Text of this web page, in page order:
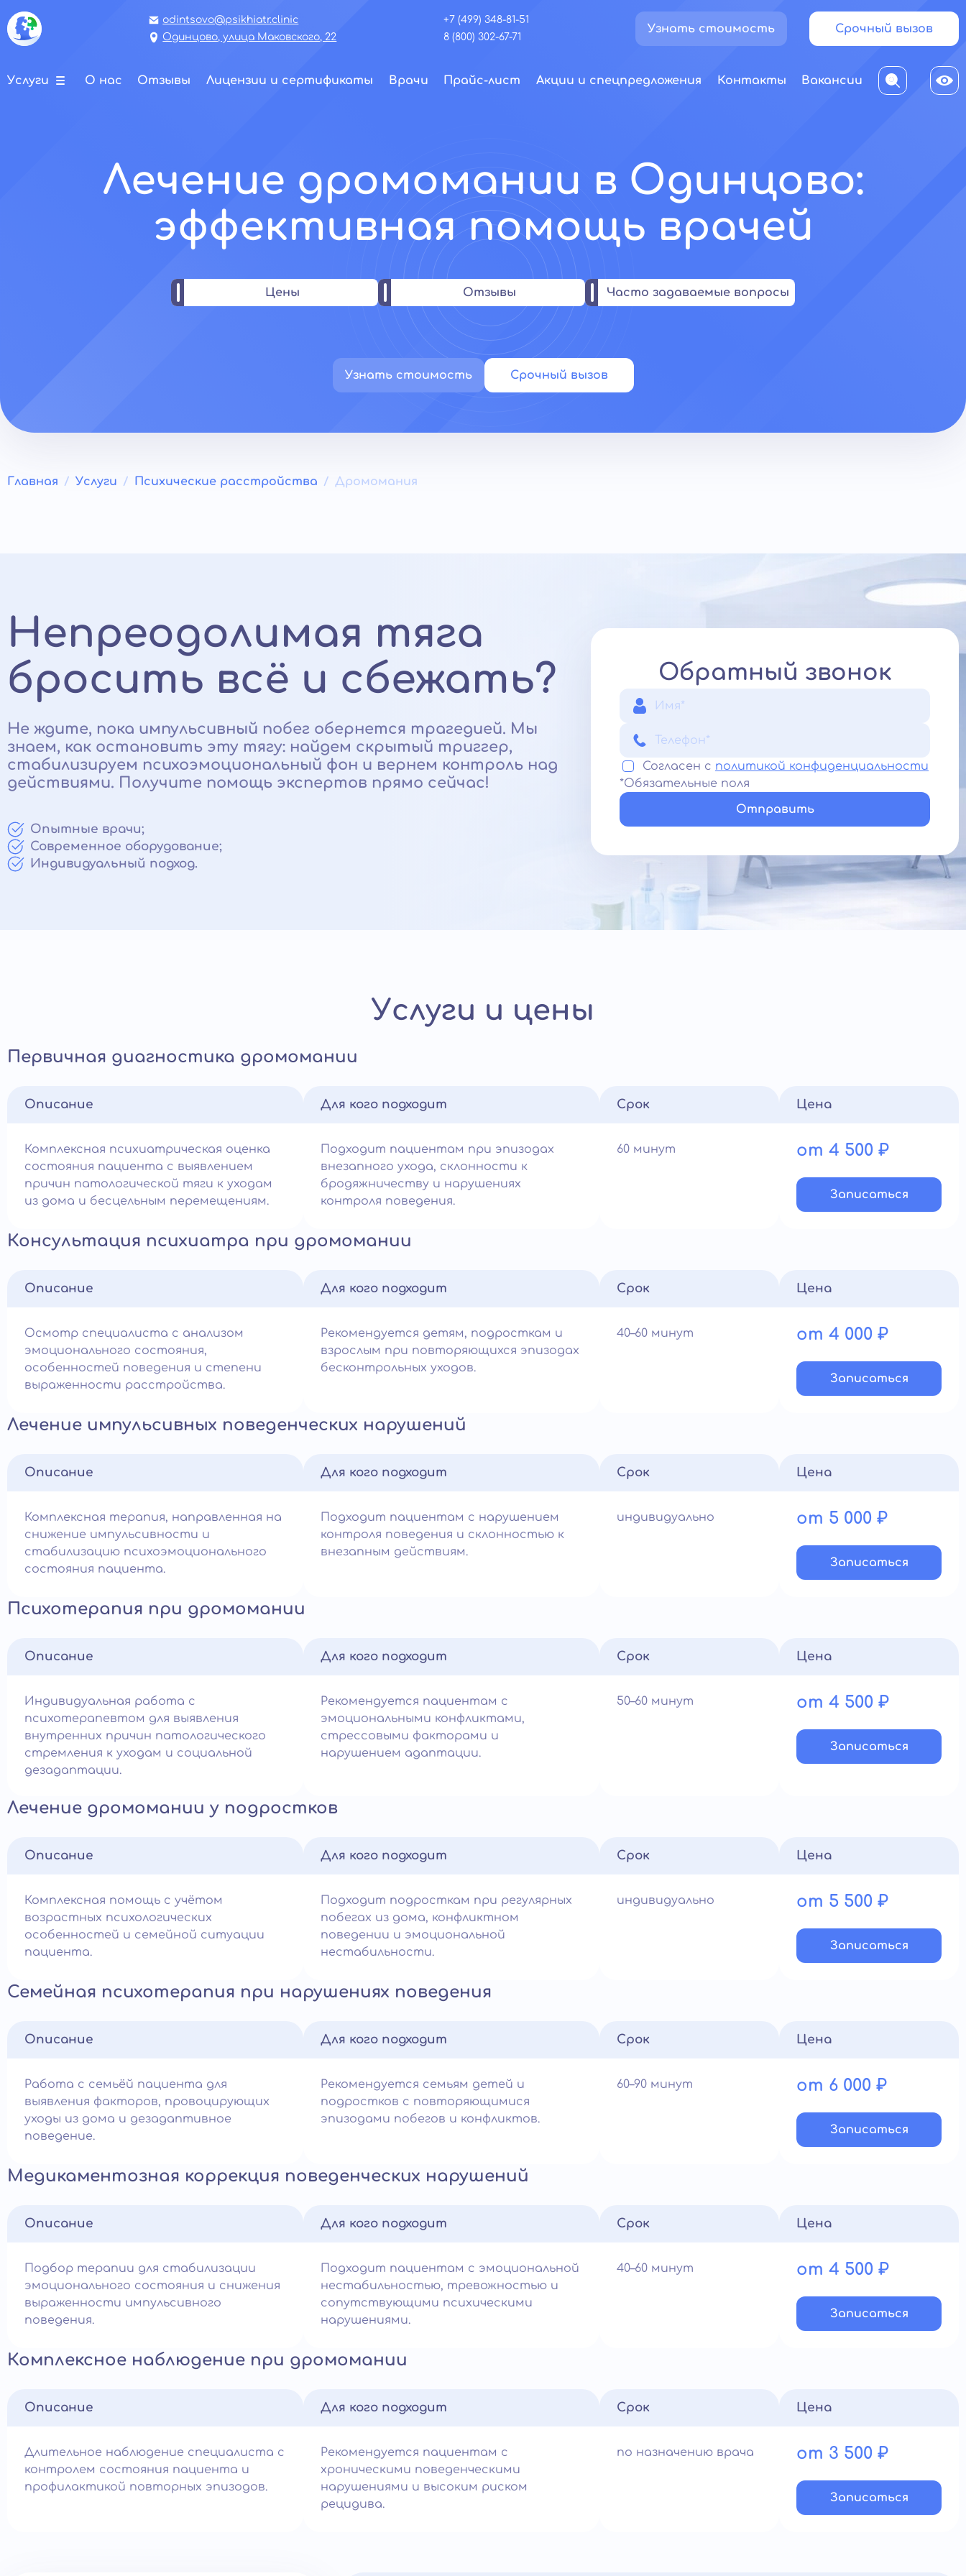
odintsovo@psikhiatr.clinic
Одинцово, улица Маковского, 22
+7 (499) 348-81-51
8 (800) 302-67-71
Узнать стоимость Срочный вызов
Услуги О нас Отзывы Лицензии и сертификаты Врачи Прайс-лист Акции и спецпредложения Контакты Вакансии
Лечение дромомании в Одинцово:
эффективная помощь врачей
Цены Отзывы Часто задаваемые вопросы
Узнать стоимость Срочный вызов
Главная Услуги Психические расстройства Дромомания
Непреодолимая тяга
бросить всё и сбежать?
Не ждите, пока импульсивный побег обернется трагедией. Мы
знаем, как остановить эту тягу: найдем скрытый триггер,
стабилизируем психоэмоциональный фон и вернем контроль над
действиями. Получите помощь экспертов прямо сейчас!
Опытные врачи;
Современное оборудование;
Индивидуальный подход.
Обратный звонок
Согласен с политикой конфиденциальности
*Обязательные поля
Отправить
Услуги и цены
Первичная диагностика дромомании
Описание
Комплексная психиатрическая оценка
состояния пациента с выявлением
причин патологической тяги к уходам
из дома и бесцельным перемещениям.
Для кого подходит
Подходит пациентам при эпизодах
внезапного ухода, склонности к
бродяжничеству и нарушениях
контроля поведения.
Срок
60 минут
Цена
от 4 500 ₽
Записатьcя
Консультация психиатра при дромомании
Описание
Осмотр специалиста с анализом
эмоционального состояния,
особенностей поведения и степени
выраженности расстройства.
Для кого подходит
Рекомендуется детям, подросткам и
взрослым при повторяющихся эпизодах
бесконтрольных уходов.
Срок
40–60 минут
Цена
от 4 000 ₽
Записатьcя
Лечение импульсивных поведенческих нарушений
Описание
Комплексная терапия, направленная на
снижение импульсивности и
стабилизацию психоэмоционального
состояния пациента.
Для кого подходит
Подходит пациентам с нарушением
контроля поведения и склонностью к
внезапным действиям.
Срок
индивидуально
Цена
от 5 000 ₽
Записатьcя
Психотерапия при дромомании
Описание
Индивидуальная работа с
психотерапевтом для выявления
внутренних причин патологического
стремления к уходам и социальной
дезадаптации.
Для кого подходит
Рекомендуется пациентам с
эмоциональными конфликтами,
стрессовыми факторами и
нарушением адаптации.
Срок
50–60 минут
Цена
от 4 500 ₽
Записатьcя
Лечение дромомании у подростков
Описание
Комплексная помощь с учётом
возрастных психологических
особенностей и семейной ситуации
пациента.
Для кого подходит
Подходит подросткам при регулярных
побегах из дома, конфликтном
поведении и эмоциональной
нестабильности.
Срок
индивидуально
Цена
от 5 500 ₽
Записатьcя
Семейная психотерапия при нарушениях поведения
Описание
Работа с семьёй пациента для
выявления факторов, провоцирующих
уходы из дома и дезадаптивное
поведение.
Для кого подходит
Рекомендуется семьям детей и
подростков с повторяющимися
эпизодами побегов и конфликтов.
Срок
60–90 минут
Цена
от 6 000 ₽
Записатьcя
Медикаментозная коррекция поведенческих нарушений
Описание
Подбор терапии для стабилизации
эмоционального состояния и снижения
выраженности импульсивного
поведения.
Для кого подходит
Подходит пациентам с эмоциональной
нестабильностью, тревожностью и
сопутствующими психическими
нарушениями.
Срок
40–60 минут
Цена
от 4 500 ₽
Записатьcя
Комплексное наблюдение при дромомании
Описание
Длительное наблюдение специалиста с
контролем состояния пациента и
профилактикой повторных эпизодов.
Для кого подходит
Рекомендуется пациентам с
хроническими поведенческими
нарушениями и высоким риском
рецидива.
Срок
по назначению врача
Цена
от 3 500 ₽
Записатьcя